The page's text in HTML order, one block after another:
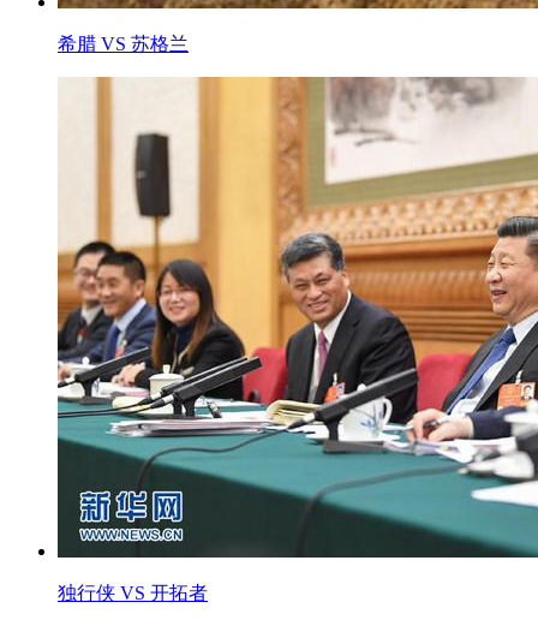
希腊 VS 苏格兰
独行侠 VS 开拓者